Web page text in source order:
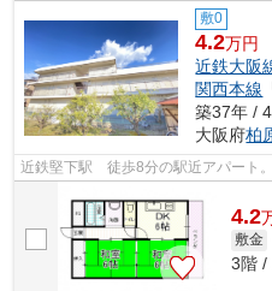
敷0
4.2万円
近鉄大阪
関西本線
築37年 /
大阪府柏
近鉄堅下駅 徒歩8分の駅近アパート。
4.2
敷金
3階 /